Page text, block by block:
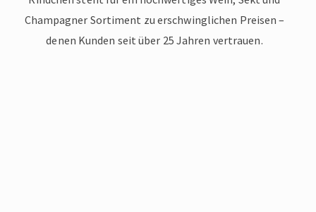
Champagner Sortiment zu erschwinglichen Preisen –
denen Kunden seit über 25 Jahren vertrauen.